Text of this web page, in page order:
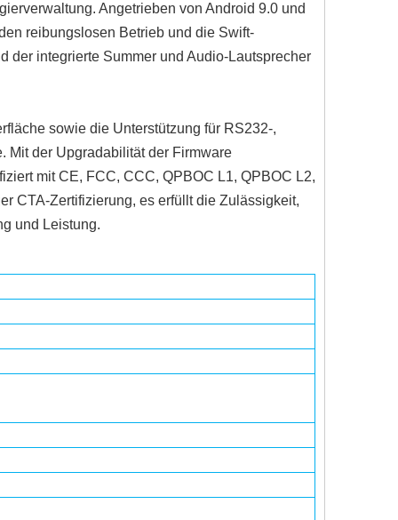
Angetrieben von Android 9.0 und
reibungslosen Betrieb und die Swift-
der integrierte Summer und Audio-Lautsprecher
sowie die Unterstützung für RS232-,
Mit der Upgradabilität der Firmware
mit CE, FCC, CCC, QPBOC L1, QPBOC L2,
CTA-Zertifizierung, es erfüllt die Zulässigkeit,
und Leistung.